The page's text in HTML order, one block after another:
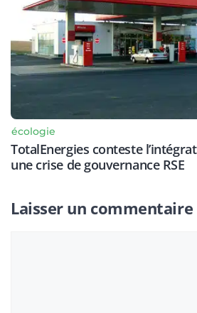
écologie
TotalEnergies conteste
une crise de gouvernance RSE
Laisser un commentaire